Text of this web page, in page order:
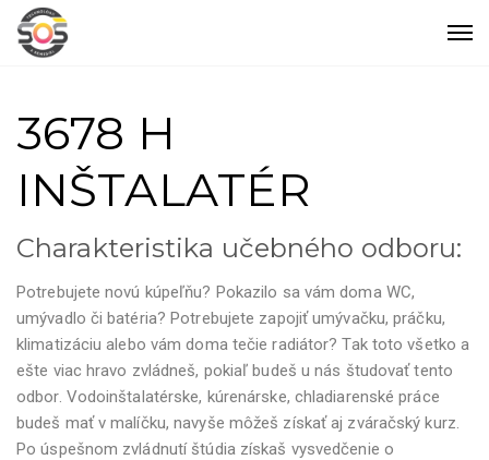
3678 H
INŠTALATÉR
Charakteristika učebného odboru:
Potrebujete novú kúpeľňu? Pokazilo sa vám doma WC,
umývadlo či batéria? Potrebujete zapojiť umývačku, práčku,
klimatizáciu alebo vám doma tečie radiátor? Tak toto všetko a
ešte viac hravo zvládneš, pokiaľ budeš u nás študovať tento
odbor. Vodoinštalatérske, kúrenárske, chladiarenské práce
budeš mať v malíčku, navyše môžeš získať aj zváračský kurz.
Po úspešnom zvládnutí štúdia získaš vysvedčenie o